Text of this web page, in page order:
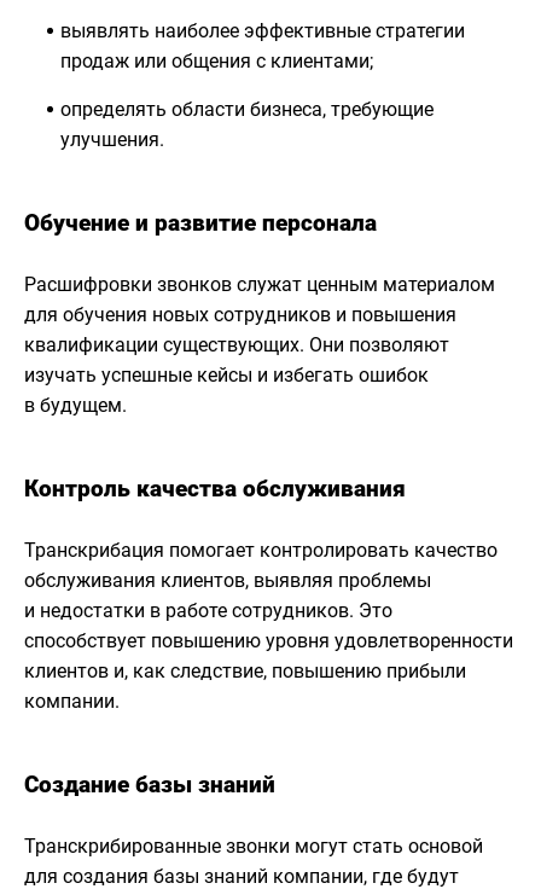
выявлять наиболее эффективные стратегии
продаж или общения с клиентами;
определять области бизнеса, требующие
улучшения.
Обучение и развитие персонала
Расшифровки звонков служат ценным материалом
для обучения новых сотрудников и повышения
квалификации существующих. Они позволяют
изучать успешные кейсы и избегать ошибок
в будущем.
Контроль качества обслуживания
Транскрибация помогает контролировать качество
обслуживания клиентов, выявляя проблемы
и недостатки в работе сотрудников. Это
способствует повышению уровня удовлетворенности
клиентов и, как следствие, повышению прибыли
компании.
Создание базы знаний
Транскрибированные звонки могут стать основой
для создания базы знаний компании, где будут